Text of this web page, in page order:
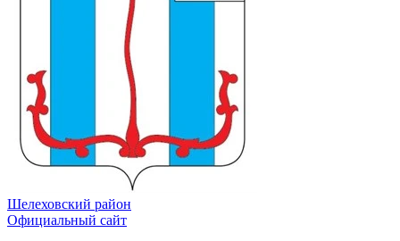
Шелеховский район
Официальный сайт